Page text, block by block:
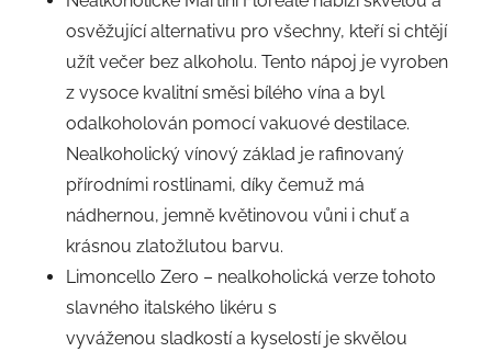
osvěžující alternativu pro všechny, kteří si chtějí
užít večer bez alkoholu. Tento nápoj je vyroben
z vysoce kvalitní směsi bílého vína a byl
odalkoholován pomocí vakuové destilace.
Nealkoholický vínový základ je rafinovaný
přírodními rostlinami, díky čemuž má
nádhernou, jemně květinovou vůni i chuť a
krásnou zlatožlutou barvu.
Limoncello Zero – nealkoholická verze tohoto
slavného italského likéru s
vyváženou sladkostí a kyselostí je skvělou